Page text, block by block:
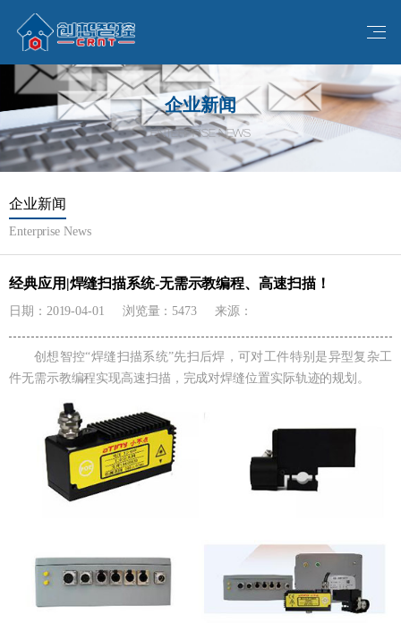
企业新闻
ENTERPRISE NEWS
企业新闻
Enterprise News
经典应用|焊缝扫描系统-无需示教编程、高速扫描！
日期：2019-04-01 浏览量：5473 来源：
创想智控“焊缝扫描系统”先扫后焊，可对工件特别是异型复杂工
件无需示教编程实现高速扫描，完成对焊缝位置实际轨迹的规划。